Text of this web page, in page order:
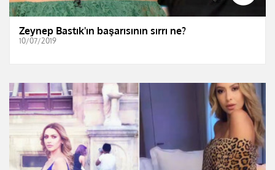
Zeynep Bastık'ın başarısının sırrı ne?
10/07/2019